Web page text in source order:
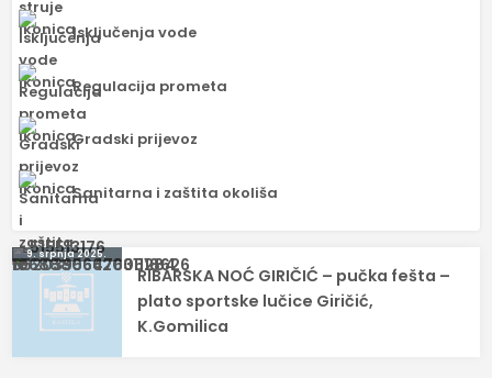
Isključenja vode
Regulacija prometa
Gradski prijevoz
Sanitarna i zaštita okoliša
Navigacija
objava
9. srpnja 2025.
RIBARSKA NOĆ GIRIČIĆ – pučka fešta –
plato sportske lučice Giričić,
K.Gomilica